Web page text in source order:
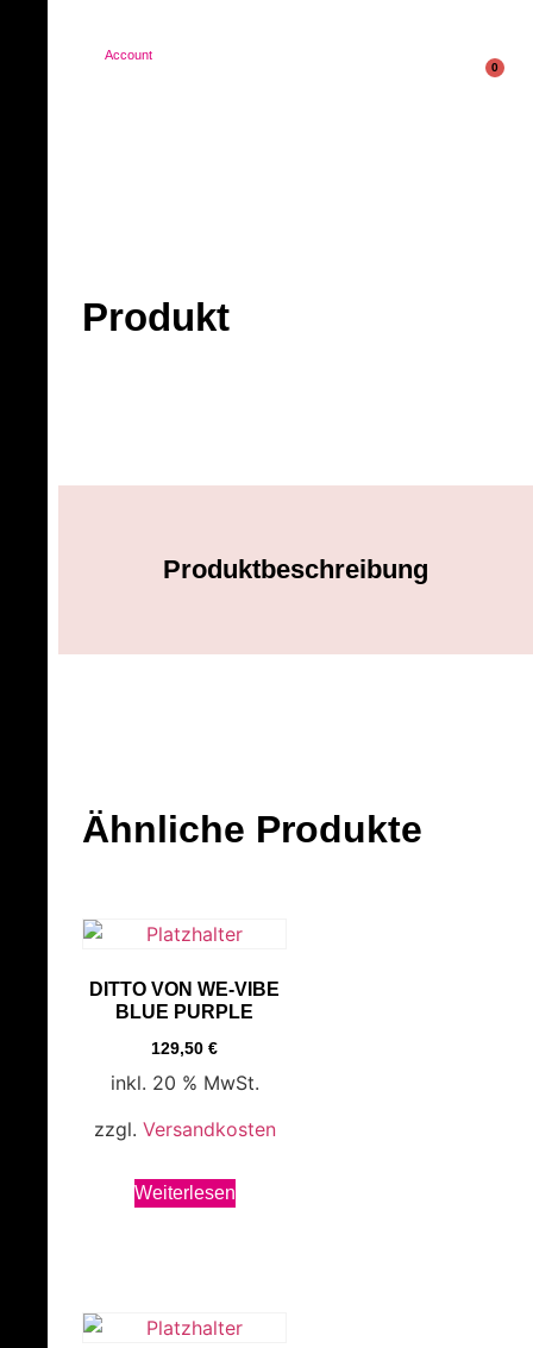
Account
0
Produkt
Produktbeschreibung
Ähnliche Produkte
DITTO VON WE-VIBE
BLUE PURPLE
129,50€
inkl. 20 % MwSt.
zzgl. Versandkosten
Weiterlesen